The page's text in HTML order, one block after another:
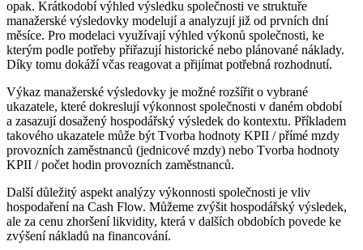
opak. Krátkodobí výhled výsledku společnosti ve struktuře
manažerské výsledovky modelují a analyzují již od prvních dní
měsíce. Pro modelaci využívají výhled výkonů společnosti, ke
kterým podle potřeby přiřazují historické nebo plánované náklady.
Díky tomu dokáží včas reagovat a přijímat potřebná rozhodnutí.
Výkaz manažerské výsledovky je možné rozšířit o vybrané
ukazatele, které dokreslují výkonnost společnosti v daném období
a zasazují dosažený hospodářský výsledek do kontextu. Příkladem
takového ukazatele může být Tvorba hodnoty KPII / přímé mzdy
provozních zaměstnanců (jednicové mzdy) nebo Tvorba hodnoty
KPII / počet hodin provozních zaměstnanců.
Další důležitý aspekt analýzy výkonnosti společnosti je vliv
hospodaření na Cash Flow. Můžeme zvýšit hospodářský výsledek,
ale za cenu zhoršení likvidity, která v dalších obdobích povede ke
zvýšení nákladů na financování.